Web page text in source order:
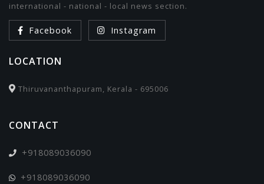
international - national - local news section.
Facebook Instagram
LOCATION
Thiruvananthapuram, Kerala - 695006
CONTACT
+918089036090
+918089036090